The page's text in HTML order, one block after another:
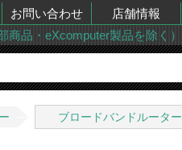
お問い合わせ 店舗情報
品・eXcomputer製品を除く）
ブロードバンドルーター